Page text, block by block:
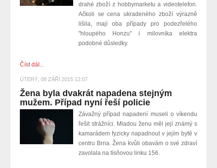
drahé zboží z hobbymarketu a videotelefon.
Ačkoli se cena ukradeného zboží výrazně
lišila, mají oba případy pro podezřelého
"hloupého Honzu" i milovníka elektra
podobné důsledky.
Číst dál...
ÚTERÝ, 08 ZÁŘÍ 2015 12:07
Žena byla dvakrát napadena stejným
mužem. Případ nyní řeší policie
Závažný případ napadení museli o víkendu
řešit strážníci. Mladou ženu měl její známý s
kamarádem fyzicky napadnout v jejím bytě v
centru Brna. Žena kvůli obavám o své zdraví
zavolala na tísňovou linku 156.